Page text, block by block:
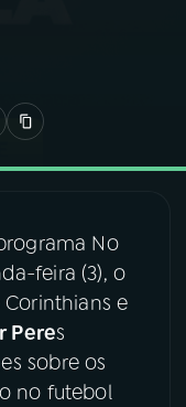
No
feira (3), o
e
Peres
sobre os
no futebol